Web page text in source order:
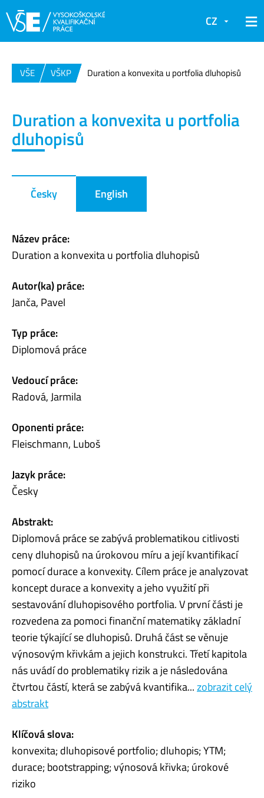
CZ
VŠE VŠKP Duration a konvexita u portfolia dluhopisů
Duration a konvexita u portfolia
dluhopisů
Česky English
Název práce:
Duration a konvexita u portfolia dluhopisů
Autor(ka) práce:
Janča, Pavel
Typ práce:
Diplomová práce
Vedoucí práce:
Radová, Jarmila
Oponenti práce:
Fleischmann, Luboš
Jazyk práce:
Česky
Abstrakt:
Diplomová práce se zabývá problematikou citlivosti
ceny dluhopisů na úrokovou míru a její kvantifikací
pomocí durace a konvexity. Cílem práce je analyzovat
koncept durace a konvexity a jeho využití při
sestavování dluhopisového portfolia. V první části je
rozvedena za pomoci finanční matematiky základní
teorie týkající se dluhopisů. Druhá část se věnuje
výnosovým křivkám a jejich konstrukci. Třetí kapitola
nás uvádí do problematiky rizik a je následována
čtvrtou částí, která se zabývá kvantifika...zobrazit celý
abstrakt
Klíčová slova:
konvexita; dluhopisové portfolio; dluhopis; YTM;
durace; bootstrapping; výnosová křivka; úrokové
riziko